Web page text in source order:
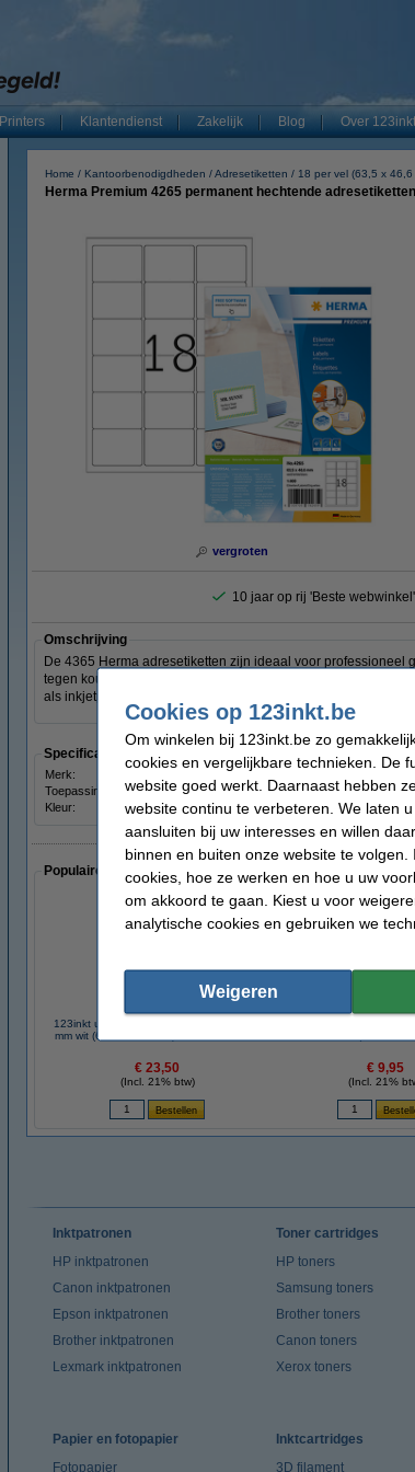
Printers Klantendienst Zakelijk Blog Over
Home Kantoorbenodigdheden Adresetiketten 18 per vel (63,5 x 46,6
Herma Premium 4265 permanent hechtende
vergroten
10 jaar op rij 'Beste webwinkel'
Omschrijving
De 4365 Herma adresetiketten zijn ideaal voor
tegen koude en vochtige oppervlakken en zijn permanent
als inkjetprinters. De labels zitten op een A4-vel en zijn 100%
Specificaties
Merk: Herma
Toepassing:
adresseren
Kleur:
wit
Populaire artikelen van klanten die dit artikel ook besteld
123inkt universele etiketten A4 38 x 21,2
mm wit (6.500 etiketten) FSC® Mix Credit
€ 23,50
(Incl. 21% btw)
€ 9,95
(Incl. 21%
Inktpatronen
HP inktpatronen
Canon inktpatronen
Epson inktpatronen
Brother inktpatronen
Lexmark inktpatronen
Toner cartridges
HP toners
Samsung toners
Brother toners
Canon toners
Xerox toners
Papier en fotopapier
Fotopapier
Inktcartridges
3D filament
Cookies op 123inkt.be
Om winkelen bij 123inkt.be zo
cookies en vergelijkbare technieken. De
website goed werkt. Daarnaast hebben
website continu te verbeteren. We laten
aansluiten bij uw interesses en willen
binnen en buiten onze website te volgen.
cookies, hoe ze werken en hoe u uw
om akkoord te gaan. Kiest u voor
analytische cookies en gebruiken we
Weigeren